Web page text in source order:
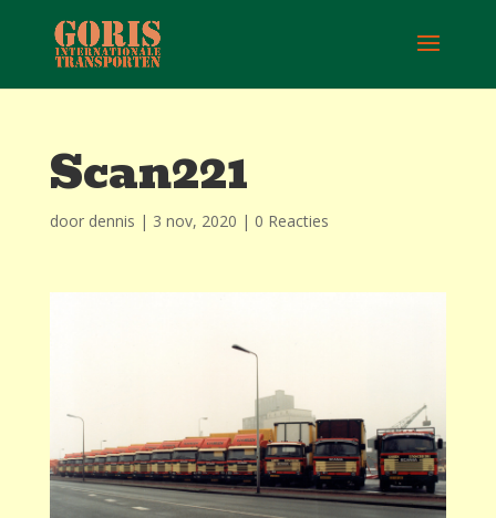
Scan221
door dennis | 3 nov, 2020 | 0 Reacties